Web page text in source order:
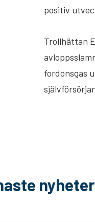
positiv
Trollhättan
fordonsgas